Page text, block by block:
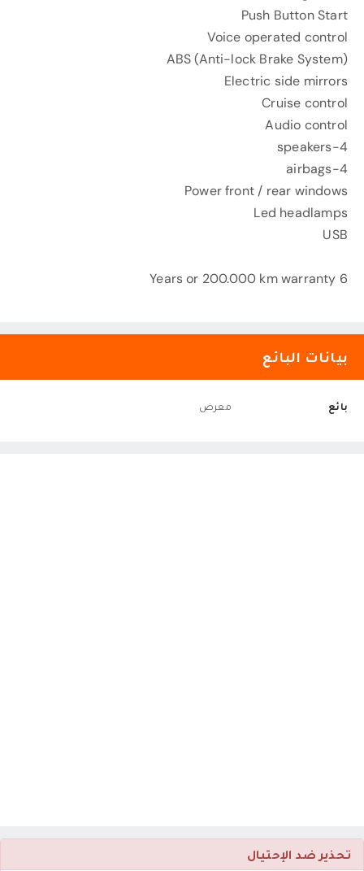
Push Button Start
Voice operated control
ABS (Anti-lock Brake System)
Electric side mirrors
Cruise control
Audio control
4-speakers
4-airbags
Power front / rear windows
Led headlamps
USB
6 Years or 200.000 km warranty
بيانات البائع
بائع معرض
تحذير ضد الإحتيال